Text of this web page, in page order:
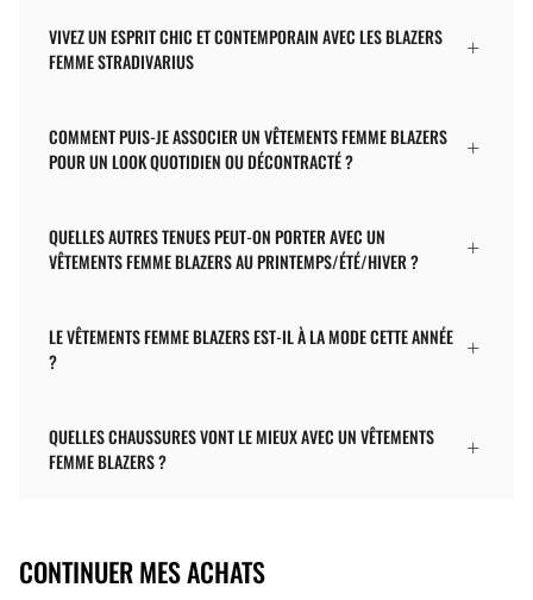
VIVEZ UN ESPRIT CHIC ET CONTEMPORAIN AVEC LES BLAZERS
FEMME STRADIVARIUS
COMMENT PUIS-JE ASSOCIER UN VÊTEMENTS FEMME BLAZERS
POUR UN LOOK QUOTIDIEN OU DÉCONTRACTÉ ?
QUELLES AUTRES TENUES PEUT-ON PORTER AVEC UN
VÊTEMENTS FEMME BLAZERS AU PRINTEMPS/ÉTÉ/HIVER ?
LE VÊTEMENTS FEMME BLAZERS EST-IL À LA MODE CETTE ANNÉE
?
QUELLES CHAUSSURES VONT LE MIEUX AVEC UN VÊTEMENTS
FEMME BLAZERS ?
CONTINUER MES ACHATS